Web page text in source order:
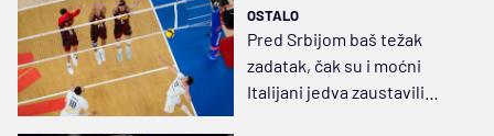
OSTALO
Pred Srbijom baš težak
zadatak, čak su i moćni
Italijani jedva zaustavili